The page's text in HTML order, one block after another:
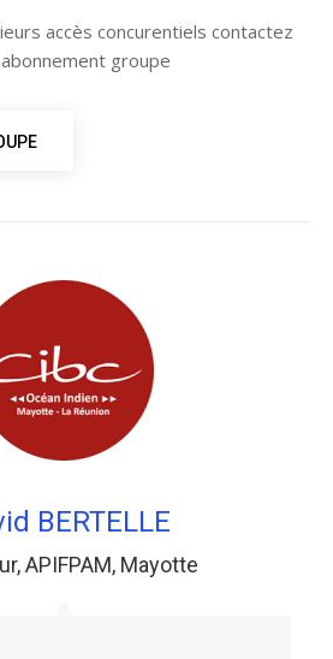
accès concurentiels contactez
groupe
BERTELLE
,APIFPAM, Mayotte